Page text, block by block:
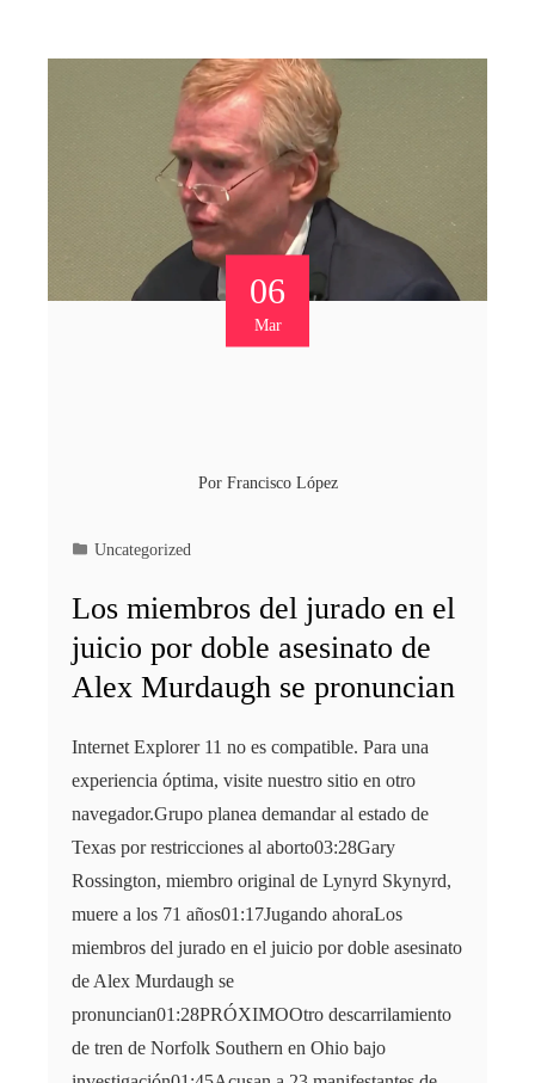
06
Mar
Por Francisco López
Uncategorized
Los miembros del jurado en el
juicio por doble asesinato de
Alex Murdaugh se pronuncian
Internet Explorer 11 no es compatible. Para una
experiencia óptima, visite nuestro sitio en otro
navegador.Grupo planea demandar al estado de
Texas por restricciones al aborto03:28Gary
Rossington, miembro original de Lynyrd Skynyrd,
muere a los 71 años01:17Jugando ahoraLos
miembros del jurado en el juicio por doble asesinato
de Alex Murdaugh se
pronuncian01:28PRÓXIMOOtro descarrilamiento
de tren de Norfolk Southern en Ohio bajo